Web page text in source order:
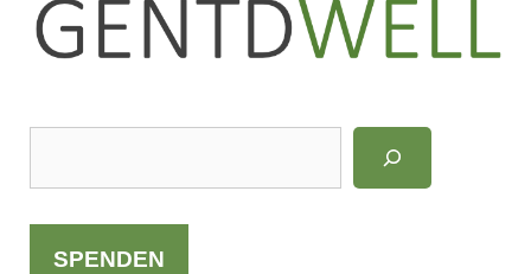
u
c
SPENDEN